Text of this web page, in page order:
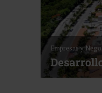
Noticias
Bottega,